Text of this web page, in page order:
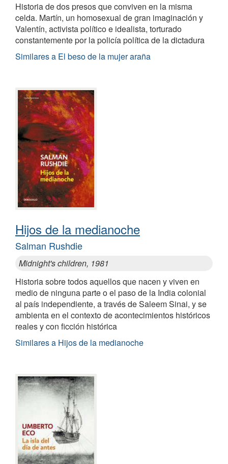
Historia de dos presos que conviven en la misma
celda. Martín, un homosexual de gran imaginación y
Valentín, activista político e idealista, torturado
constantemente por la policía política de la dictadura
Similares a El beso de la mujer araña
Hijos de la medianoche
Salman Rushdie
Midnight's children, 1981
Historia sobre todos aquellos que nacen y viven en
medio de ninguna parte o el paso de la India colonial
al país independiente, a través de Saleem Sinai, y se
ambienta en el contexto de acontecimientos históricos
reales y con ficción histórica
Similares a Hijos de la medianoche